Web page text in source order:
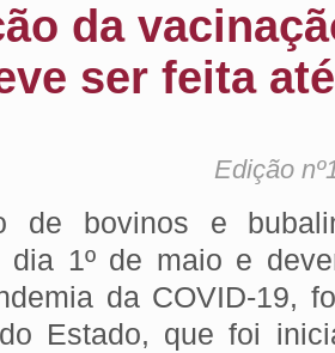
da
ser feita
Edição
de bovinos e
dia 1º de maio e
da COVID-19,
Estado, que foi